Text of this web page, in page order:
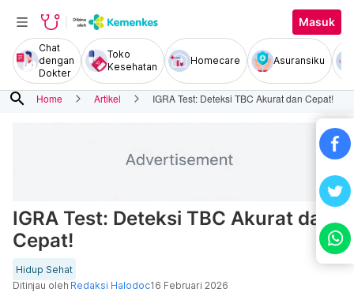
Masuk
Chat
dengan
Dokter
Toko
Kesehatan
Homecare Asuransiku
search Home Artikel IGRA Test: Deteksi TBC Akurat dan Cepat!
IGRA Test: Deteksi TBC Akurat dan
Cepat!
Hidup Sehat
Ditinjau oleh Redaksi Halodoc16 Februari 2026